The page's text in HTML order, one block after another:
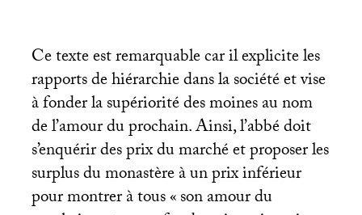
Ce texte est remarquable car il explicite les
rapports de hiérarchie dans la société et vise
à fonder la supériorité des moines au nom
de l’amour du prochain. Ainsi, l’abbé doit
s’enquérir des prix du marché et proposer les
surplus du monastère à un prix inférieur
pour montrer à tous «son amour du